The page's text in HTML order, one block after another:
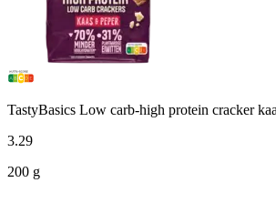
TastyBasics Low carb-high protein cracker
3.29
200 g